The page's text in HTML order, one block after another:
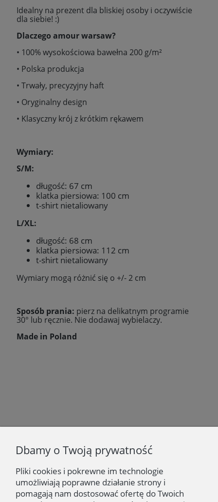
Idealny na prezent dla bliskiej osoby i oczywiście
dla siebie! :)
Dlaczego amour warsaw?
• 100% wysokościowa bawełna 200 g/m²
• Polska produkcja
• Trwały, precyzyjny haft
• Oryginalny design
• Klasyczny krój z krótkim rękawem
Wymiary:
S/M:
długość: 67 cm
klatka piersiowa: 100 cm
t-shirt nietaliowany
L/XL:
długość: 68 cm
klatka piersiowa: 112 cm
t-shirt nietaliowany
Wymiary mogą różnić się o +/- 2 cm
Sposób prania: pierz na delikatnym programie
30° lub ręcznie. Nie dodawaj wybielaczy.
Made in Poland
Newsletter
Podaj swój adres e-mail, jeżeli chcesz otrzymywać
informacje o nowościach i promocjach.
Zapisz się
Dbamy o Twoją prywatność
Pliki cookies i pokrewne im technologie
umożliwiają poprawne działanie strony i
pomagają nam dostosować ofertę do Twoich